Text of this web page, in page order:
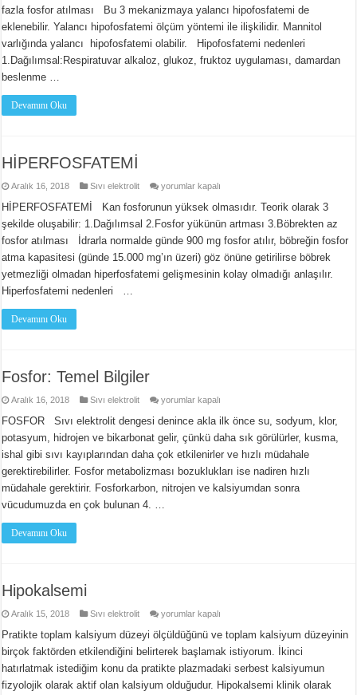
fazla fosfor atılması Bu 3 mekanizmaya yalancı hipofosfatemi de
eklenebilir. Yalancı hipofosfatemi ölçüm yöntemi ile ilişkilidir. Mannitol
varlığında yalancı hipofosfatemi olabilir. Hipofosfatemi nedenleri
1.Dağılımsal:Respiratuvar alkaloz, glukoz, fruktoz uygulaması, damardan
beslenme …
Devamını Oku
HİPERFOSFATEMİ
Aralık 16, 2018 Sıvı elektrolit
HİPERFOSFATEMİ
yorumlar kapalı
HİPERFOSFATEMİ Kan fosforunun yüksek olmasıdır. Teorik olarak 3
şekilde oluşabilir: 1.Dağılımsal 2.Fosfor yükünün artması 3.Böbrekten az
fosfor atılması İdrarla normalde günde 900 mg fosfor atılır, böbreğin fosfor
atma kapasitesi (günde 15.000 mg’ın üzeri) göz önüne getirilirse böbrek
yetmezliği olmadan hiperfosfatemi gelişmesinin kolay olmadığı anlaşılır.
Hiperfosfatemi nedenleri …
Devamını Oku
Fosfor: Temel Bilgiler
Aralık 16, 2018 Sıvı elektrolit
Fosfor:
Bilgiler
için
yorumlar kapalı
FOSFOR Sıvı elektrolit dengesi denince akla ilk önce su, sodyum, klor,
potasyum, hidrojen ve bikarbonat gelir, çünkü daha sık görülürler, kusma,
ishal gibi sıvı kayıplarından daha çok etkilenirler ve hızlı müdahale
gerektirebilirler. Fosfor metabolizması bozuklukları ise nadiren hızlı
müdahale gerektirir. Fosforkarbon, nitrojen ve kalsiyumdan sonra
vücudumuzda en çok bulunan 4. …
Devamını Oku
Hipokalsemi
Aralık 15, 2018 Sıvı elektrolit
Hipokalsemi
yorumlar kapalı
Pratikte toplam kalsiyum düzeyi ölçüldüğünü ve toplam kalsiyum düzeyinin
birçok faktörden etkilendiğini belirterek başlamak istiyorum. İkinci
hatırlatmak istediğim konu da pratikte plazmadaki serbest kalsiyumun
fizyolojik olarak aktif olan kalsiyum olduğudur. Hipokalsemi klinik olarak